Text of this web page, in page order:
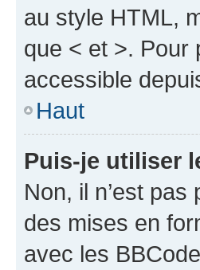
au style HTML,
que < et >. Pour
accessible
Haut
Puis-je utiliser
Non, il n’est
des mises en
avec les